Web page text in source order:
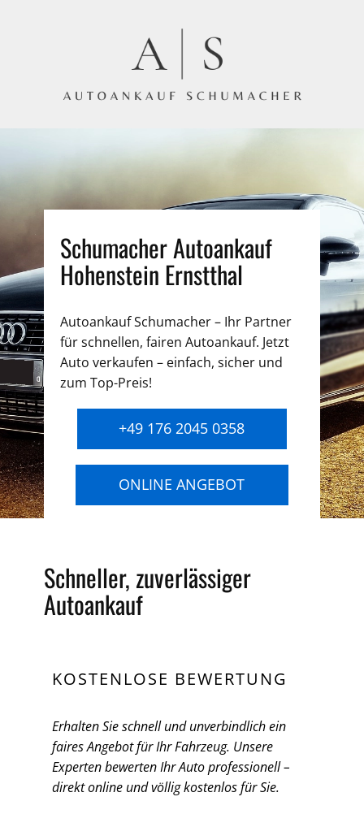
Schumacher Autoankauf
Hohenstein Ernstthal
Autoankauf Schumacher – Ihr Partner
für schnellen, fairen Autoankauf. Jetzt
Auto verkaufen – einfach, sicher und
zum Top-Preis!
+49 176 2045 0358
ONLINE ANGEBOT
Schneller, zuverlässiger
Autoankauf
KOSTENLOSE BEWERTUNG
Erhalten Sie schnell und unverbindlich ein
faires Angebot für Ihr Fahrzeug. Unsere
Experten bewerten Ihr Auto professionell –
direkt online und völlig kostenlos für Sie.